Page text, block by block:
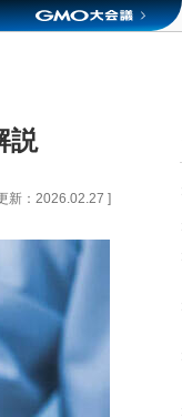
説
新： 2026.02.27 ]